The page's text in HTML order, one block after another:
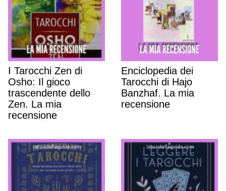
I Tarocchi Zen di
Osho: Il gioco
trascendente dello
Zen. La mia
recensione
Enciclopedia dei
Tarocchi di Hajo
Banzhaf. La mia
recensione